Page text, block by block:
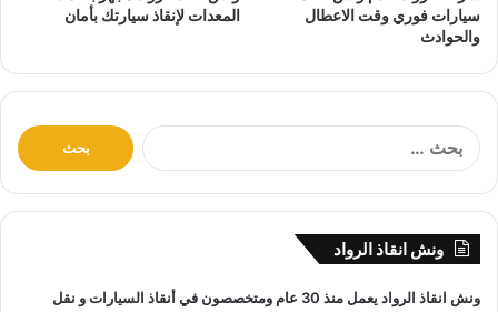
اجزاء سياراتك.
لدينا
اقرب ونش انقاذ سياراتكما نقدم خدمةانقاذ سياراتباقل
سعر بدون رسوم اضافية و بدون اكراميات.
نقوم بتتبع جميعسيارات الانقاذمن خلال GPS.
يوجدونش انقاذ سيارات
على مدار 24 ساعة طوال أيام
الأسبوع.
نقوم بـإنقاذ السيارات
جميع سائقيأوناش الانقاذ
المعدات والتقنيات ورفع السيارات.
سيارات فوري وقت الاعطال
والحوادث
المعدات لإنقاذ سيارتك بأمان
:
ونش انقاذ الرواد
ونش انقاذ الرواد يعمل منذ 30 عام ومتخصصون في أنقاذ السياراتو نقل